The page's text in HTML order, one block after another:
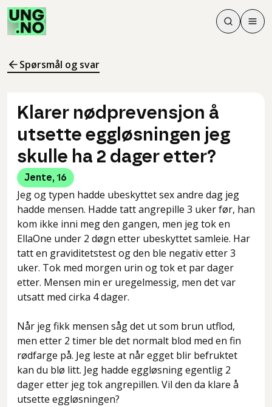
Søk
Søk
Meny
Spørsmål og svar
Klarer nødprevensjon å
utsette eggløsningen jeg
skulle ha 2 dager etter?
Jente, 16
Jeg og typen hadde ubeskyttet sex andre dag jeg
hadde mensen. Hadde tatt angrepille 3 uker før, han
kom ikke inni meg den gangen, men jeg tok en
EllaOne under 2 døgn etter ubeskyttet samleie. Har
tatt en graviditetstest og den ble negativ etter 3
uker. Tok med morgen urin og tok et par dager
etter. Mensen min er uregelmessig, men det var
utsatt med cirka 4 dager.
Når jeg fikk mensen såg det ut som brun utflod,
men etter 2 timer ble det normalt blod med en fin
rødfarge på. Jeg leste at når egget blir befruktet
kan du blø litt. Jeg hadde eggløsning egentlig 2
dager etter jeg tok angrepillen. Vil den da klare å
utsette eggløsningen?